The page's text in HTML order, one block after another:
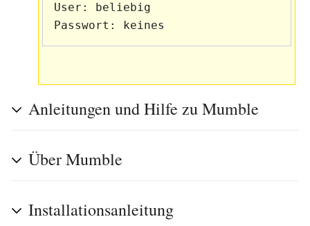
User: beliebig
Anleitungen und Hilfe zu Mumble
Über Mumble
Installationsanleitung